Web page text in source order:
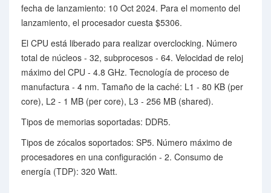
fecha de lanzamiento: 10 Oct 2024. Para el momento del
lanzamiento, el procesador cuesta $5306.
El CPU está liberado para realizar overclocking. Número
total de núcleos - 32, subprocesos - 64. Velocidad de reloj
máximo del CPU - 4.8 GHz. Tecnología de proceso de
manufactura - 4 nm. Tamaño de la caché: L1 - 80 KB (per
core), L2 - 1 MB (per core), L3 - 256 MB (shared).
Tipos de memorias soportadas: DDR5.
Tipos de zócalos soportados: SP5. Número máximo de
procesadores en una configuración - 2. Consumo de
energía (TDP): 320 Watt.